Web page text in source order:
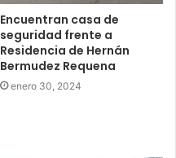
Encuentran casa de
seguridad frente a
Residencia de Hernán
Bermudez Requena
enero 30, 2024